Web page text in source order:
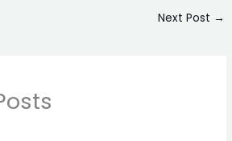
Next Post →